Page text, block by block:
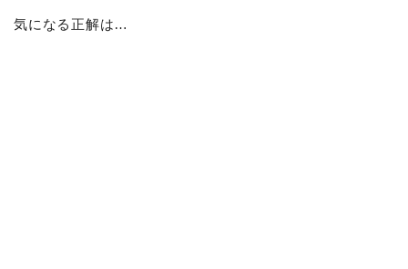
気になる正解は…